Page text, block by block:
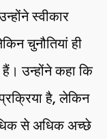
स्वीकार
चुनौतियां ही
उन्होंने कहा कि
है, लेकिन
से अधिक अच्छे